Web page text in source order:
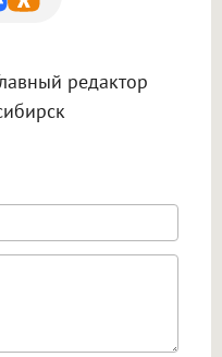
редактор